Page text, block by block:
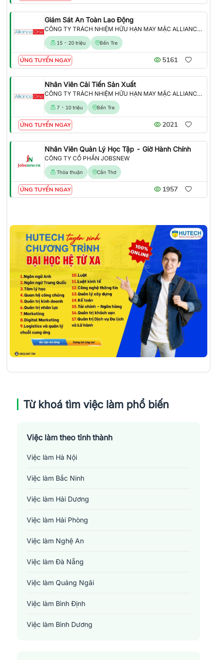
Giám Sát An Toàn Lao Động
CÔNG TY TRÁCH NHIỆM HỮU HẠN MAY MẶC ALLIANCE ONE
15 - 20 triệu Bến Tre
ỨNG TUYỂN NGAY 5161
Nhân Viên Cải Tiến Sản Xuất
CÔNG TY TRÁCH NHIỆM HỮU HẠN MAY MẶC ALLIANCE ONE
7 - 10 triệu Bến Tre
ỨNG TUYỂN NGAY 2021
Nhân Viên Quản Lý Học Tập - Giờ Hành Chính
CÔNG TY CỔ PHẦN JOBSNEW
Thỏa thuận Cần Thơ
ỨNG TUYỂN NGAY 1957
Từ khoá tìm việc làm phổ biến
Việc làm theo tỉnh thành
Việc làm Hà Nội
Việc làm Bắc Ninh
Việc làm Hải Dương
Việc làm Hải Phòng
Việc làm Nghệ An
Việc làm Đà Nẵng
Việc làm Quảng Ngãi
Việc làm Bình Định
Việc làm Bình Dương